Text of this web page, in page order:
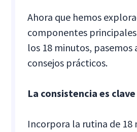
Ahora que hemos
componentes
los 18 minutos, pasemos
consejos prácticos.
La consistencia es clave
Incorpora la rutina de 18